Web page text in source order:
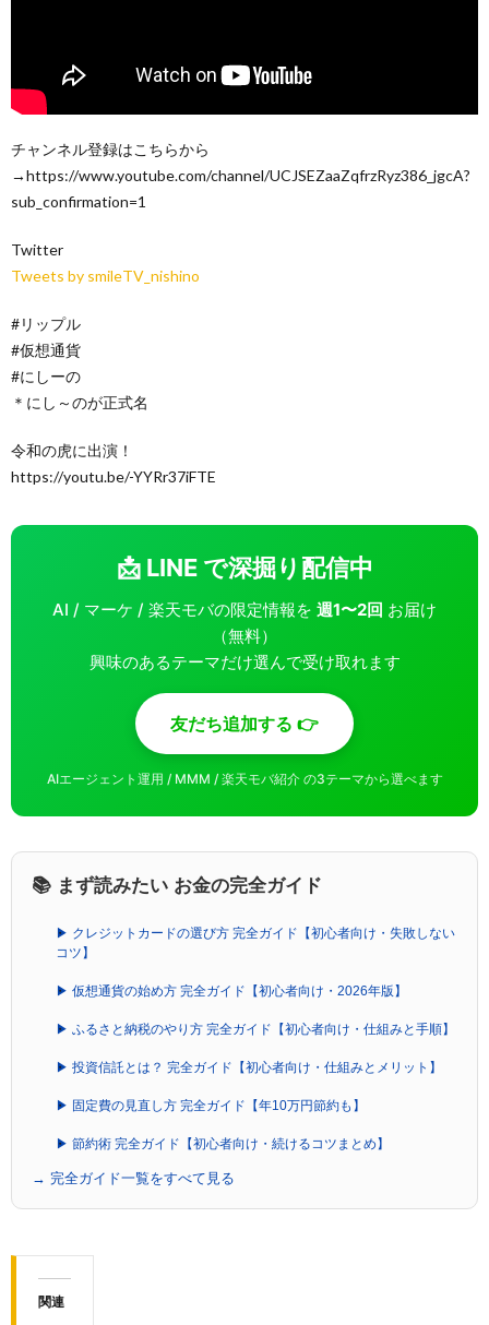
チャンネル登録はこちらから
→https://www.youtube.com/channel/UCJSEZaaZqfrzRyz386_jgcA?
sub_confirmation=1
Twitter
Tweets by smileTV_nishino
#リップル
#仮想通貨
#にしーの
＊にし～のが正式名
令和の虎に出演！
https://youtu.be/-YYRr37iFTE
📩 LINE で深掘り配信中
AI / マーケ / 楽天モバの限定情報を 週1〜2回 お届け
（無料）
興味のあるテーマだけ選んで受け取れます
友だち追加する 👉
AIエージェント運用 / MMM / 楽天モバ紹介 の3テーマから選べます
📚 まず読みたい お金の完全ガイド
▶ クレジットカードの選び方 完全ガイド【初心者向け・失敗しない
コツ】
▶ 仮想通貨の始め方 完全ガイド【初心者向け・2026年版】
▶ ふるさと納税のやり方 完全ガイド【初心者向け・仕組みと手順】
▶ 投資信託とは？ 完全ガイド【初心者向け・仕組みとメリット】
▶ 固定費の見直し方 完全ガイド【年10万円節約も】
▶ 節約術 完全ガイド【初心者向け・続けるコツまとめ】
→ 完全ガイド一覧をすべて見る
関連